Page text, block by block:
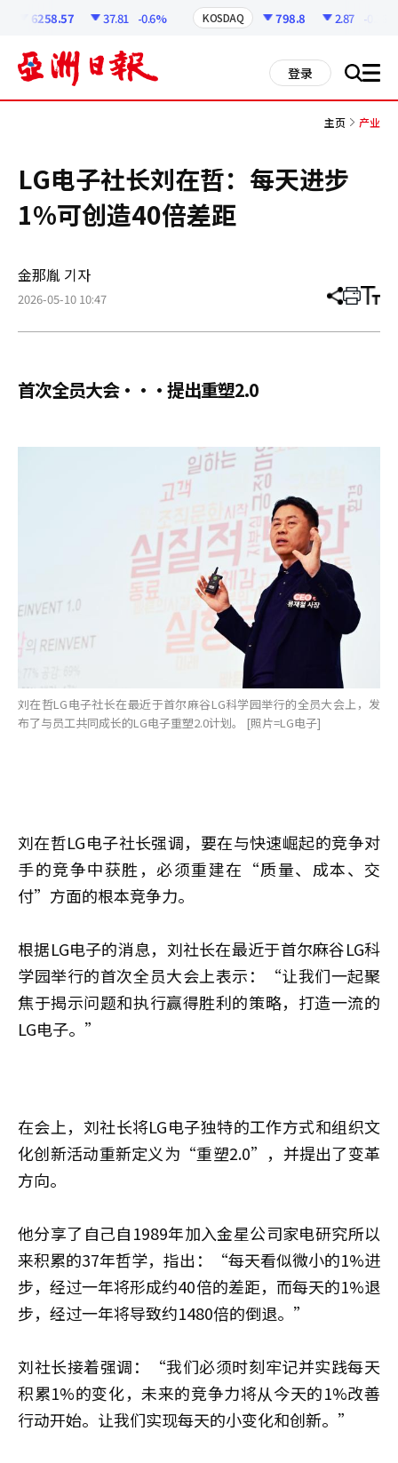
6258.57 37.81 -0.6% KOSDAQ 798.8 2.87 -0.36%
登录 搜 all
主页 产业
LG电子社长刘在哲：每天进步
1%可创造40倍差距
金那胤 기자
2026-05-10 10:47 分
章
打 调
小
首次全员大会···提出重塑2.0
刘在哲LG电子社长在最近于首尔麻谷LG科学园举行的全员大会上，发
布了与员工共同成长的LG电子重塑2.0计划。 [照片=LG电子]
刘在哲LG电子社长强调，要在与快速崛起的竞争对
手的竞争中获胜，必须重建在“质量、成本、交
付”方面的根本竞争力。
根据LG电子的消息，刘社长在最近于首尔麻谷LG科
学园举行的首次全员大会上表示：“让我们一起聚
焦于揭示问题和执行赢得胜利的策略，打造一流的
LG电子。”
在会上，刘社长将LG电子独特的工作方式和组织文
化创新活动重新定义为“重塑2.0”，并提出了变革
方向。
他分享了自己自1989年加入金星公司家电研究所以
来积累的37年哲学，指出：“每天看似微小的1%进
步，经过一年将形成约40倍的差距，而每天的1%退
步，经过一年将导致约1480倍的倒退。”
刘社长接着强调：“我们必须时刻牢记并实践每天
积累1%的变化，未来的竞争力将从今天的1%改善
行动开始。让我们实现每天的小变化和创新。”